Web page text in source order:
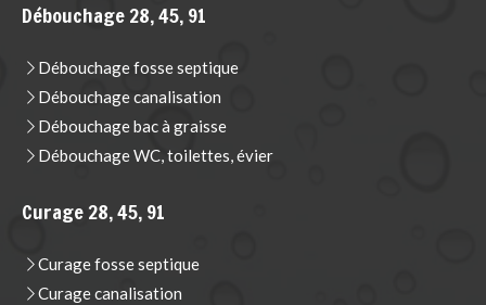
Débouchage 28, 45, 91
Débouchage fosse septique
Débouchage canalisation
Débouchage bac à graisse
Débouchage WC, toilettes, évier
Curage 28, 45, 91
Curage fosse septique
Curage canalisation